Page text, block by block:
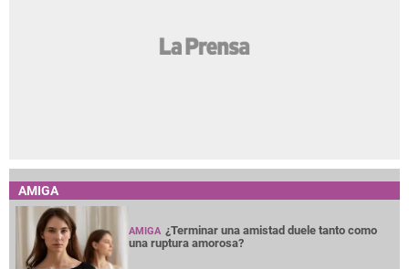
AMIGA
AMIGA ¿Terminar una amistad duele tanto como
una ruptura amorosa?